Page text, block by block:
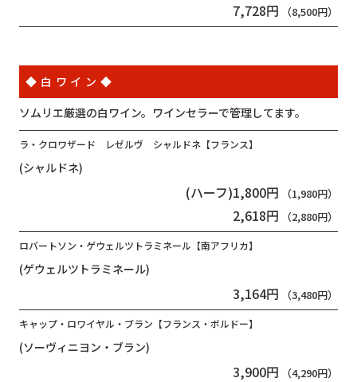
7,728円 （8,500円）
◆白ワイン◆
ソムリエ厳選の白ワイン。ワインセラーで管理してます。
ラ・クロワザード レゼルヴ シャルドネ【フランス】
(シャルドネ)
(ハーフ)1,800円 （1,980円）
2,618円 （2,880円）
ロバートソン・ゲウェルツトラミネール【南アフリカ】
(ゲウェルツトラミネール)
3,164円 （3,480円）
キャップ・ロワイヤル・ブラン【フランス・ボルドー】
(ソーヴィニヨン・ブラン)
3,900円 （4,290円）